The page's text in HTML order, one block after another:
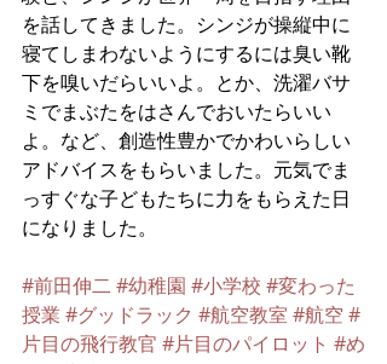
を話してきました。シンジが操縦中に
寝てしまわないようにするには臭い靴
下を嗅いだらいいよ。とか、洗濯バサ
ミでまぶたをはさんでおいたらいい
よ。など、創造性豊かでかわいらしい
アドバイスをもらいました。元気でま
っすぐな子どもたちに力をもらえた日
になりました。
#前田伸二 #幼稚園 #小学校 #変わった
授業 #グッドラック #航空教室 #航空 #
片目の飛行教官 #片目のパイロット #め